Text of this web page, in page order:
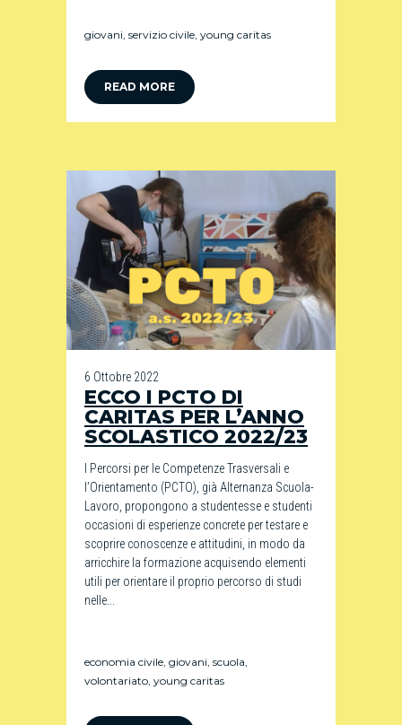
giovani servizio civile young caritas
READ MORE
6 Ottobre 2022
ECCO I PCTO DI
CARITAS PER L’ANNO
SCOLASTICO 2022/23
I Percorsi per le Competenze Trasversali e
l’Orientamento (PCTO), già Alternanza Scuola-
Lavoro, propongono a studentesse e studenti
occasioni di esperienze concrete per testare e
scoprire conoscenze e attitudini, in modo da
arricchire la formazione acquisendo elementi
utili per orientare il proprio percorso di studi
nelle...
economia civile giovani scuola
volontariato young caritas